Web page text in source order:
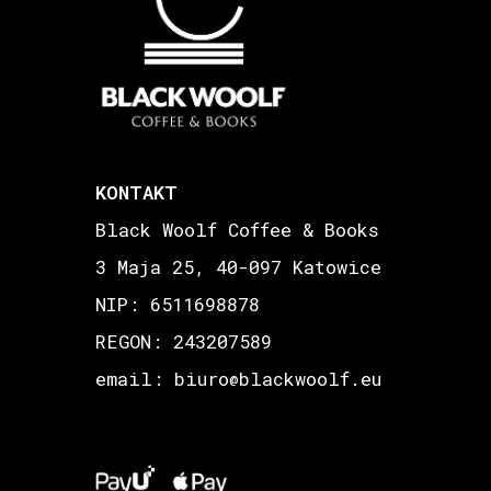
KONTAKT
Black Woolf Coffee & Books
3 Maja 25, 40-097 Katowice
NIP: 6511698878
REGON: 243207589
email: biuro@blackwoolf.eu